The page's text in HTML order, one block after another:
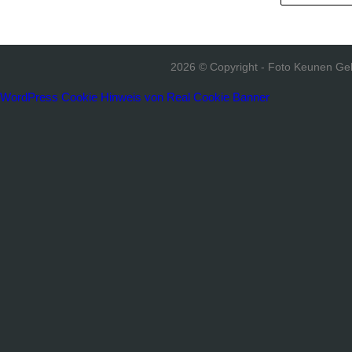
2026 © Copyright - Foto Keunen
WordPress Cookie Hinweis von Real Cookie Banner